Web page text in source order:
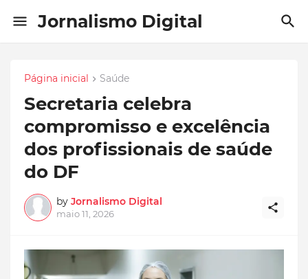
Jornalismo Digital
Página inicial Saúde
Secretaria celebra
compromisso e excelência
dos profissionais de saúde
do DF
by Jornalismo Digital
maio 11, 2026